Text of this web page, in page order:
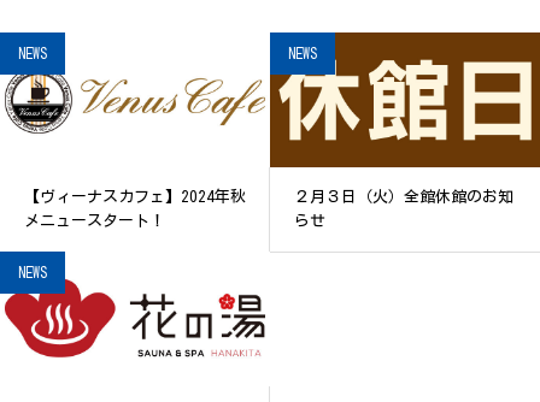
NEWS
【ヴィーナスカフェ】2024年秋
メニュースタート！
NEWS
２月３日（火）全館休館のお知
らせ
NEWS